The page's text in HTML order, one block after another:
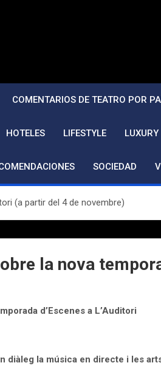
COMENTARIOS DE TEATRO POR
HOTELES LIFESTYLE LUXURY
SOCIEDAD
(a partir del 4 de novembre)
la nova
d’Escenes a L’Auditori
diàleg la música en directe i les